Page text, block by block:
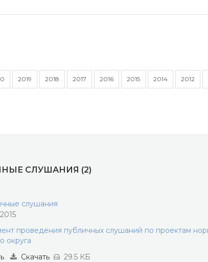
2019 2018 2017 2016 2015 2014 2012
СЛУШАНИЯ (2)
слушания
проведения публичных слушаний по проектам
округа
Скачать 29.5 КБ